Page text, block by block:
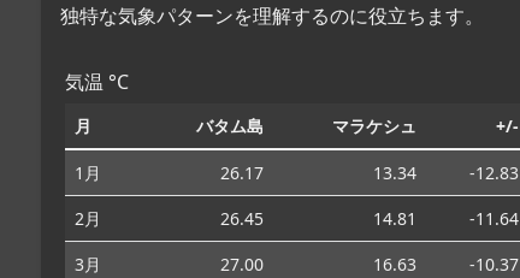
独特な気象パターンを理解するのに役立ちます。
気温 °C
月 バタム島 マラケシュ +/-
1月 26.17 13.34
-12.83
2月
26.45 14.81
-11.64
3月
27.00 16.63
-10.37